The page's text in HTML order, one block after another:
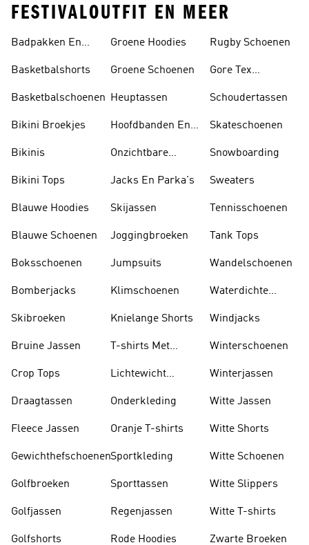
FESTIVALOUTFIT EN MEER
Badpakken En
Basketbalshorts
Basketbalschoenen
Bikini Broekjes
Bikinis
Bikini Tops
Blauwe Hoodies
Blauwe Schoenen
Boksschoenen
Bomberjacks
Skibroeken
Bruine Jassen
Crop Tops
Draagtassen
Fleece Jassen
Gewichthefschoenen
Golfbroeken
Golfjassen
Golfshorts
Groene Hoodies
Groene Schoenen
Heuptassen
Hoofdbanden En
Onzichtbare
Jacks En Parka's
Skijassen
Joggingbroeken
Jumpsuits
Klimschoenen
Knielange Shorts
T-shirts Met
Lichtewicht
Onderkleding
Oranje T-shirts
Sportkleding
Sporttassen
Regenjassen
Rode Hoodies
Rugby Schoenen
Gore Tex
Schoudertassen
Skateschoenen
Snowboarding
Sweaters
Tennisschoenen
Tank Tops
Wandelschoenen
Waterdichte
Windjacks
Winterschoenen
Winterjassen
Witte Jassen
Witte Shorts
Witte Schoenen
Witte Slippers
Witte T-shirts
Zwarte Broeken